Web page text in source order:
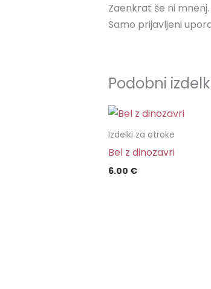
Zaenkrat še ni mnenj.
Samo prijavljeni
Podobni
Izdelki za otroke
Bel z dinozavri
6.00 €